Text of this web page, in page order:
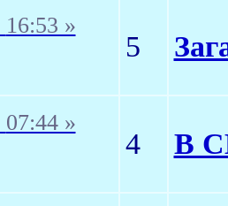
16:53 »
5
07:44 »
4 В